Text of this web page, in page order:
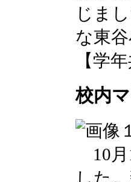
じま
な東
【学
校内
10月
した